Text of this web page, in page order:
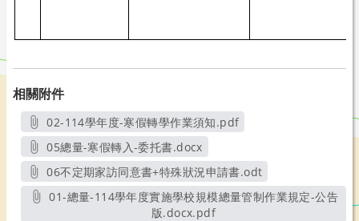
相關附件
02-114學年度-寒假轉學作業須知.pdf
另開新視窗
05總量-寒假轉入-委托書.docx
另開新視窗
06不定期家訪同意書+特殊狀況申請書.odt
另開新視窗
01-總量-114學年度實施學校規模總量管制作業規定-公告
版.docx.pdf另開新視窗